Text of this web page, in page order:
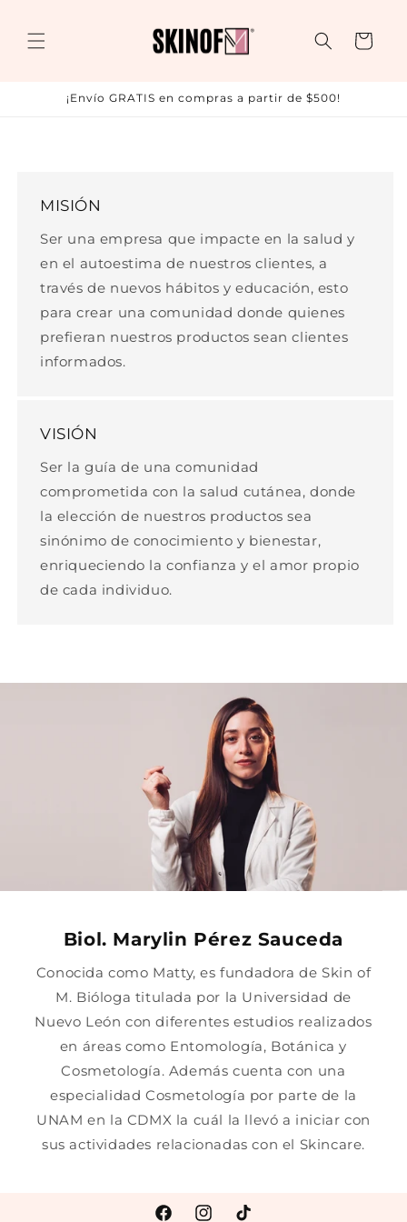
al contenido
Carrito
¡Envío GRATIS en compras a partir de $500!
MISIÓN
Ser una empresa que impacte en la salud y
en el autoestima de nuestros clientes, a
través de nuevos hábitos y educación, esto
para crear una comunidad donde quienes
prefieran nuestros productos sean clientes
informados.
VISIÓN
Ser la guía de una comunidad
comprometida con la salud cutánea, donde
la elección de nuestros productos sea
sinónimo de conocimiento y bienestar,
enriqueciendo la confianza y el amor propio
de cada individuo.
Biol. Marylin Pérez Sauceda
Conocida como Matty, es fundadora de Skin of
M. Bióloga titulada por la Universidad de
Nuevo León con diferentes estudios realizados
en áreas como Entomología, Botánica y
Cosmetología. Además cuenta con una
especialidad Cosmetología por parte de la
UNAM en la CDMX la cuál la llevó a iniciar con
sus actividades relacionadas con el Skincare.